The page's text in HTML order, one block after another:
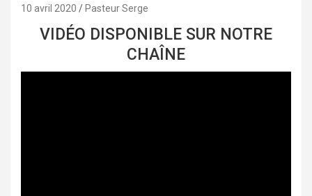
10 avril 2020 Pasteur Serge
VIDÉO DISPONIBLE SUR NOTRE
CHAÎNE